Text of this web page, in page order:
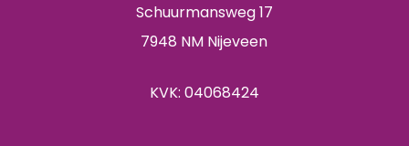
Schuurmansweg 17
7948 NM Nijeveen
KVK: 04068424